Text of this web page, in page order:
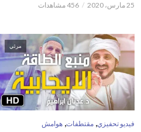
25 مارس، 2020 456 مشاهدات
مرئي
فيديو تحفيزي, مقتطفات, هوامش